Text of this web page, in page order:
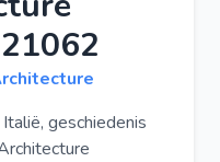
geschiedenis